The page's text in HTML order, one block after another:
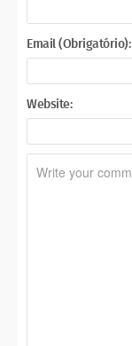
Email (Obrigatório):
Website: